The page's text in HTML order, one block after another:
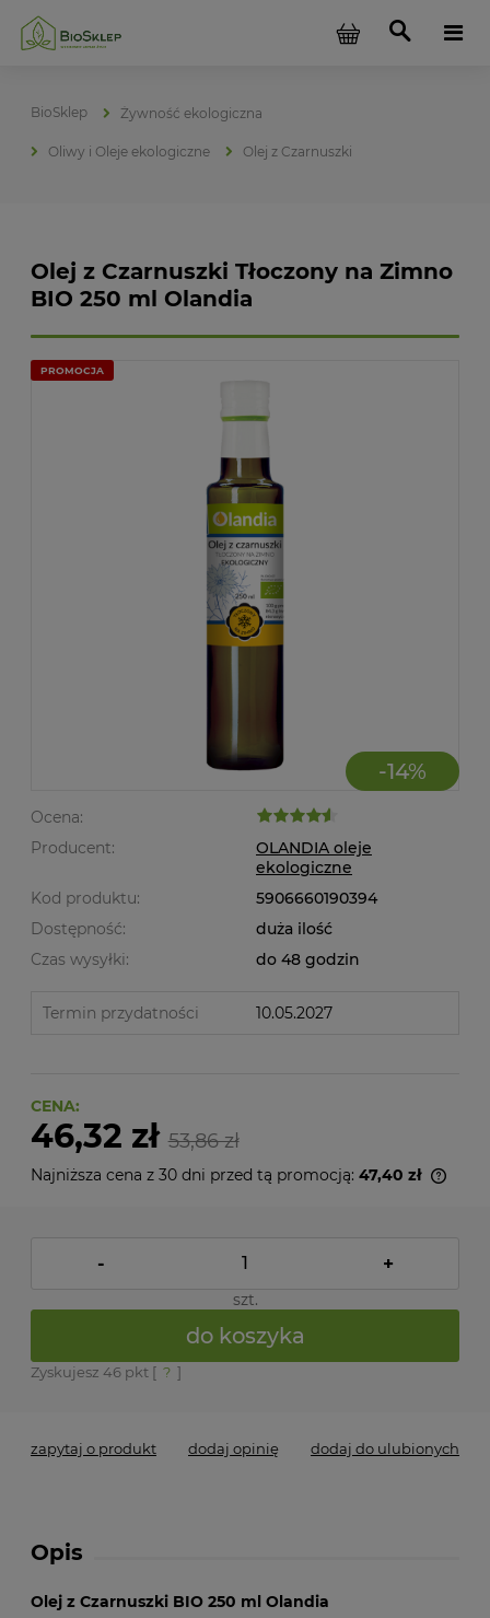
Żywność ekologiczna
Oliwy i Oleje ekologiczne Olej z Czarnuszki
Olej z Czarnuszki Tłoczony na Zimno
BIO 250 ml Olandia
PROMOCJA
-14%
Ocena:
Producent:
OLANDIA oleje
ekologiczne
Kod produktu:
5906660190394
Dostępność:
duża ilość
Czas wysyłki:
do 48 godzin
Termin przydatności 10.05.2027
CENA:
46,32 zł 53,86 zł
Najniższa cena z 30 dni przed tą promocją: 47,40 zł
- +
szt.
do koszyka
Zyskujesz 46 pkt [ ? ]
zapytaj o produkt dodaj opinię dodaj do ulubionych
Opis
Olej z Czarnuszki BIO 250 ml Olandia